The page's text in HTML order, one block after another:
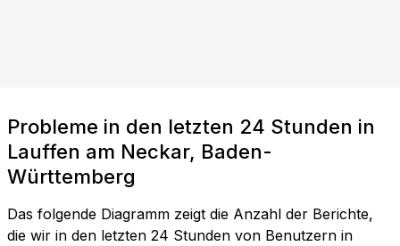
Probleme in den letzten 24 Stunden in
Lauffen am Neckar, Baden-
Württemberg
Das folgende Diagramm zeigt die Anzahl der Berichte,
die wir in den letzten 24 Stunden von Benutzern in